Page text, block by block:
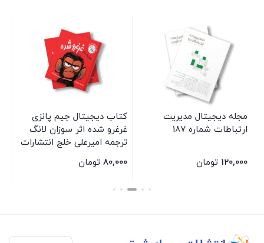
مجله دیجیتال مدیریت
ارتباطات شماره 187
120,000 تومان
کتاب دیجیتال جیم پانزی
غرغرو شده اثر سوزان لانگ
ترجمه امیرعلی خلج انتشارات
سیمای شرق
80,000 تومان
بستن